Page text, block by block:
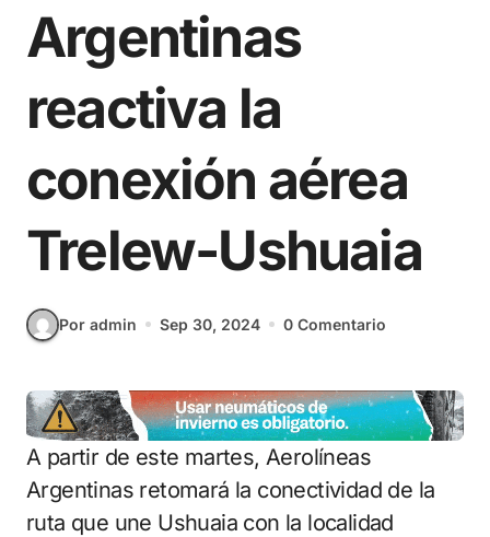
Argentinas
reactiva la
conexión aérea
Trelew-Ushuaia
Por admin Sep 30, 2024 0 Comentario
A partir de este martes, Aerolíneas
Argentinas retomará la conectividad de la
ruta que une Ushuaia con la localidad